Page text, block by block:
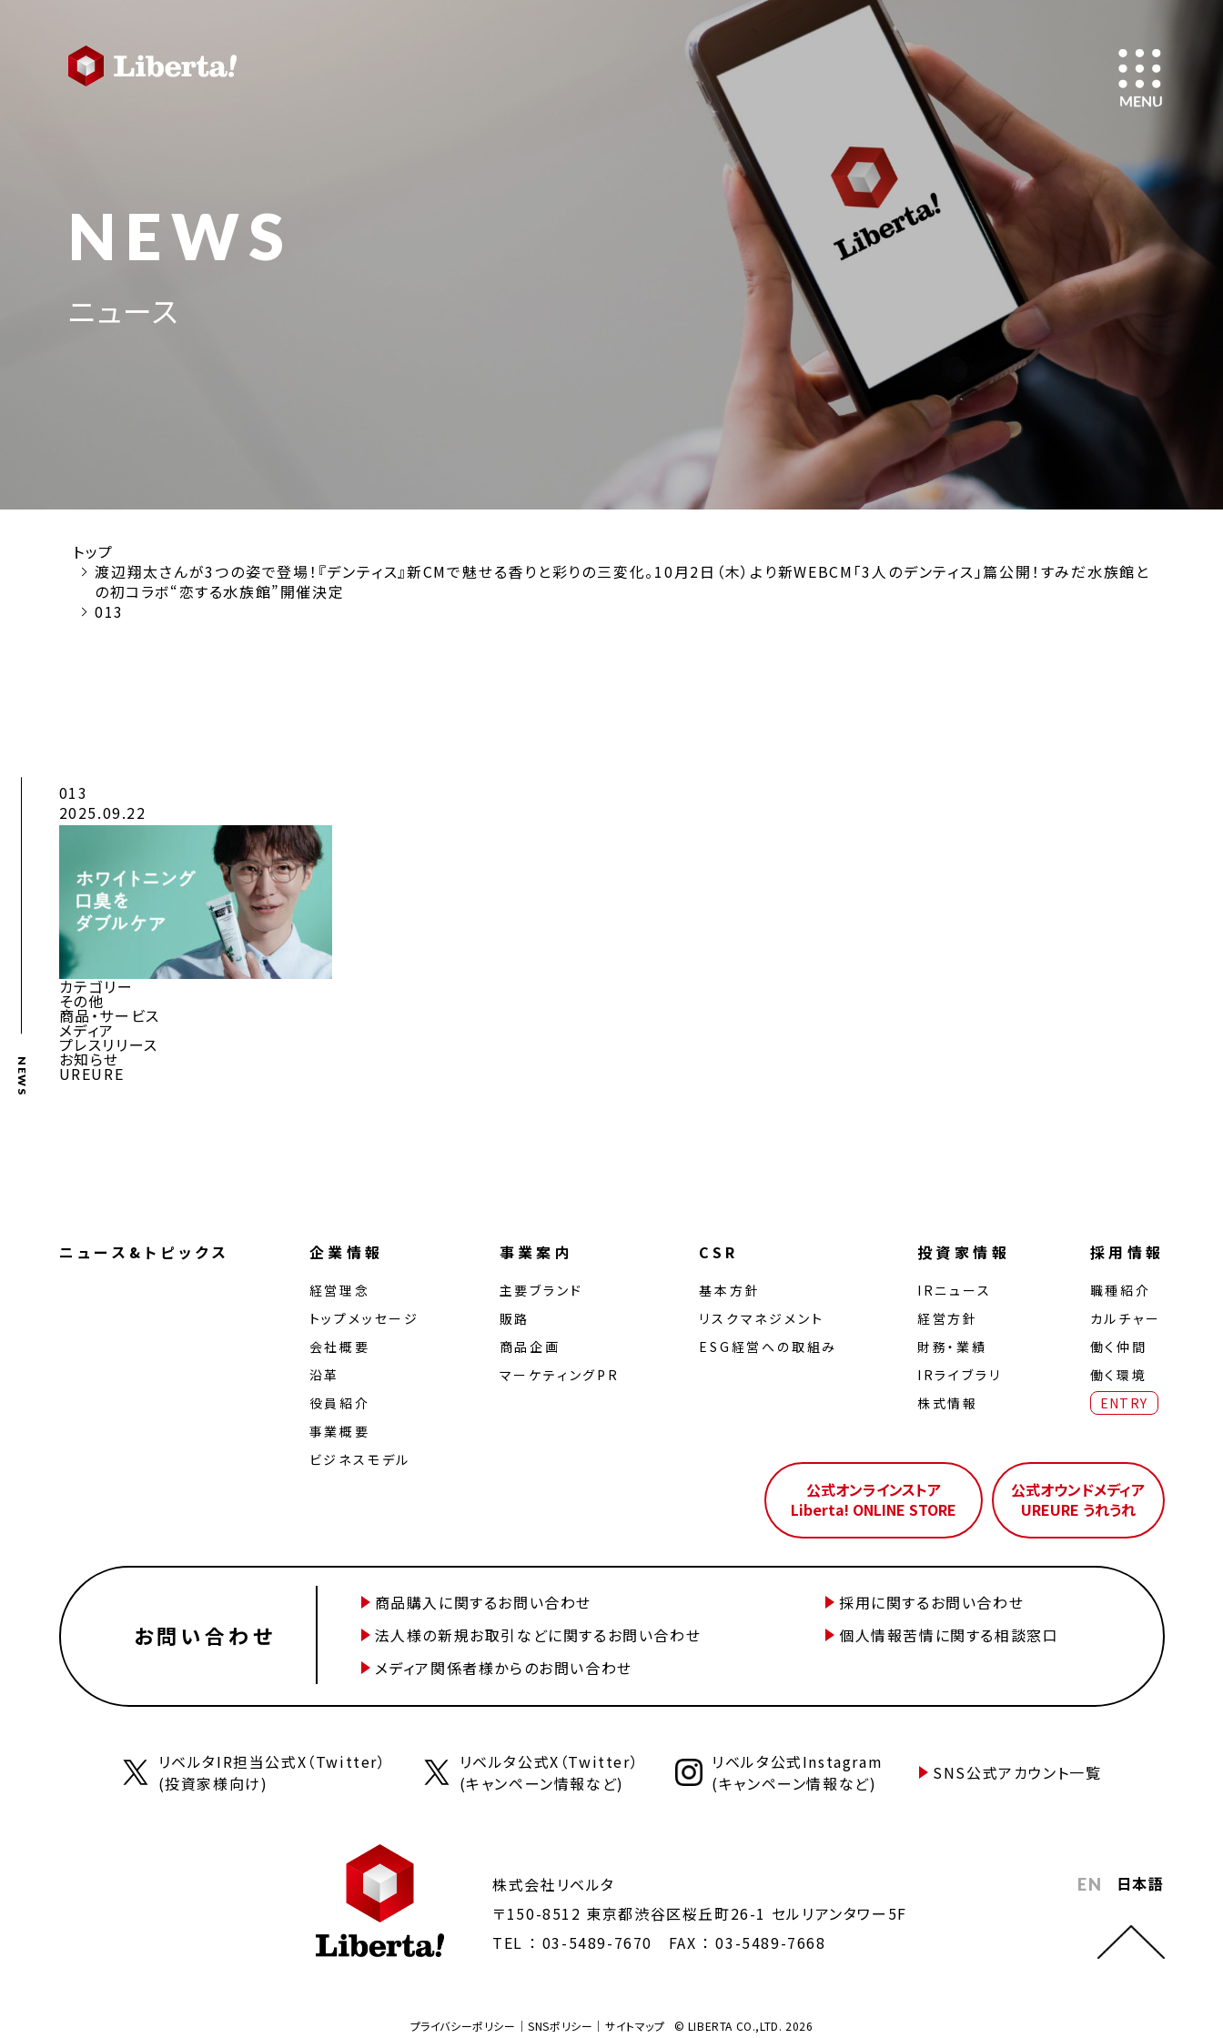
NEWS
ニュース
トップ
渡辺翔太さんが3つの姿で登場！『デンティス』新CMで魅せる香りと彩りの三変化。10月2日（木）より新WEBCM「3人のデンティス」篇公開！すみだ水族館と
の初コラボ“恋する水族館”開催決定
013
NEWS
013
2025.09.22
カテゴリー
その他
商品・サービス
メディア
プレスリリース
お知らせ
UREURE
ニュース&トピックス 企業情報
経営理念
トップメッセージ
会社概要
沿革
役員紹介
事業概要
ビジネスモデル
事業案内
主要ブランド
販路
商品企画
マーケティングPR
CSR
基本方針
リスクマネジメント
ESG経営への取組み
投資家情報
IRニュース
経営⽅針
財務・業績
IRライブラリ
株式情報
採用情報
職種紹介
カルチャー
働く仲間
働く環境
ENTRY
公式オンラインストア
Liberta! ONLINE STORE
公式オウンドメディア
UREURE うれうれ
お問い合わせ
商品購入に関するお問い合わせ
採用に関するお問い合わせ
法人様の新規お取引などに関するお問い合わせ
個人情報苦情に関する相談窓口
メディア関係者様からのお問い合わせ
リベルタIR担当公式X（Twitter）
(投資家様向け)
リベルタ公式X（Twitter）
(キャンペーン情報など)
リベルタ公式Instagram
(キャンペーン情報など)
SNS公式アカウント一覧
EN 日本語
株式会社リベルタ
〒150-8512 東京都渋谷区桜丘町26-1 セルリアンタワー5F
TEL ： 03-5489-7670 FAX ： 03-5489-7668
プライバシーポリシー SNSポリシー サイトマップ © LIBERTA CO.,LTD. 2026